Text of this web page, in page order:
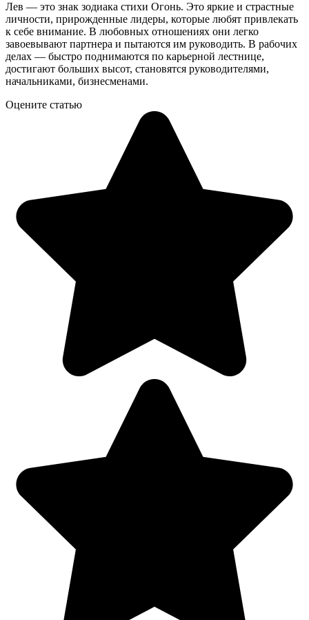
Лев — это знак зодиака стихи Огонь. Это яркие и страстные
личности, прирожденные лидеры, которые любят привлекать
к себе внимание. В любовных отношениях они легко
завоевывают партнера и пытаются им руководить. В рабочих
делах — быстро поднимаются по карьерной лестнице,
достигают больших высот, становятся руководителями,
начальниками, бизнесменами.
Оцените статью